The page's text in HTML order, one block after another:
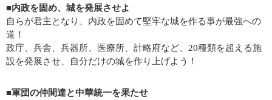
■内政を固め、城を発展させよ
自らが君主となり、内政を固めて堅牢な城を作る事が最強への
道！
政庁、兵舎、兵器所、医療所、計略府など、20種類を超える施
設を発展させ、自分だけの城を作り上げよう！
■軍団の仲間達と中華統一を果たせ